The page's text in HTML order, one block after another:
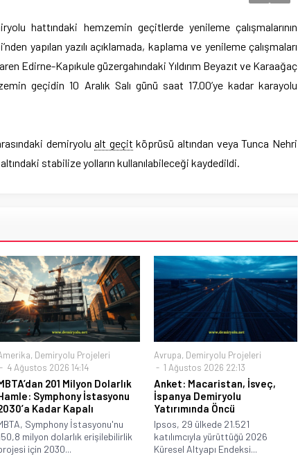
hattındaki hemzemin geçitlerde yenileme çalışmalarının
yapılan yazılı açıklamada, kaplama ve yenileme çalışmaları
Edirne-Kapıkule güzergahındaki Yıldırım Beyazıt ve Karaağaç
geçidin 10 Aralık Salı günü saat 17.00’ye kadar karayolu
demiryolualt geçit köprüsü altından veya Tunca Nehri
altındaki stabilize yolların kullanılabileceği kaydedildi.
, Demiryolu Projeleri
4 Ağustos 2026 14:14
201 Milyon Dolarlık
Symphony İstasyonu
Kadar Kapalı
Symphony İstasyonu'nu
milyon dolarlık erişilebilirlik
için 2030...
Avrupa, Demiryolu Projeleri
1 Ağustos 2026 22:13
Anket: Macaristan, İsveç,
İspanya Demiryolu
Yatırımında Öncü
Ipsos, 29 ülkede 21.521
katılımcıyla yürüttüğü 2026
Küresel Altyapı Endeksi...